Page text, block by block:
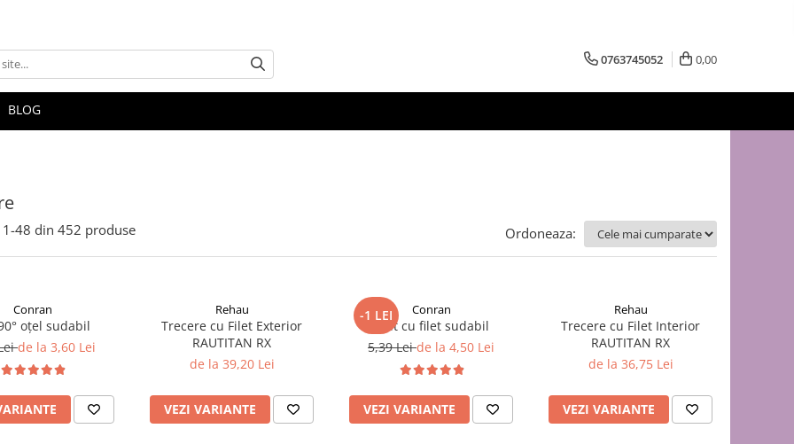
0763745052 0,00
BLOG
1-48 din 452 produse Ordoneaza:
Conran
oțel sudabil
de la 3,60 Lei
Rehau
Trecere cu Filet Exterior
RAUTITAN RX
de la 39,20 Lei
VEZI VARIANTE
-1 LEI Conran
Stut cu filet sudabil
5,39 Leide la 4,50 Lei
VEZI VARIANTE
Rehau
Trecere cu Filet Interior
RAUTITAN RX
de la 36,75 Lei
VEZI VARIANTE